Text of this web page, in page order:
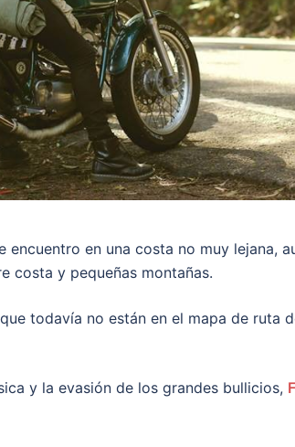
encuentro en una costa no muy lejana,
costa y pequeñas montañas.
todavía no están en el mapa de ruta
y la evasión de los grandes bullicios,